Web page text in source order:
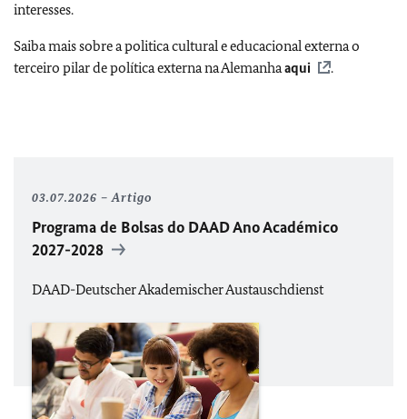
interesses.
Saiba mais sobre a politica cultural e educacional externa o
terceiro pilar de política externa na Alemanhaaqui .
03.07.2026 Artigo
Programa de Bolsas do DAADAno Académico
2027-2028
DAAD-Deutscher Akademischer Austauschdienst